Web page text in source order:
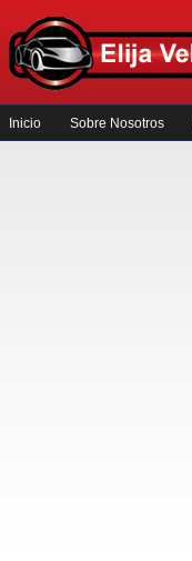
Inicio Sobre Nosotros